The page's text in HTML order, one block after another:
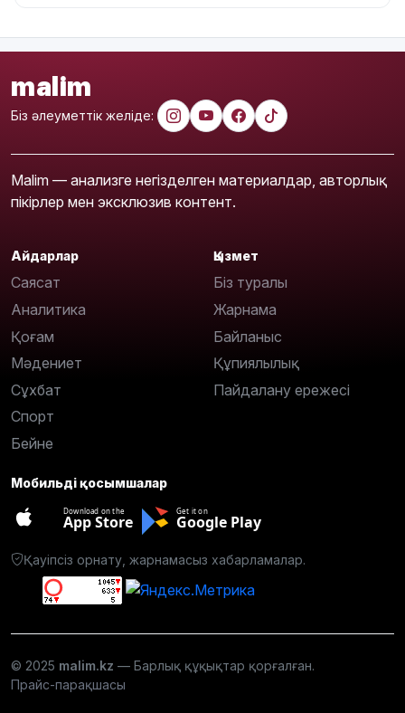
malim
Біз әлеуметтік желіде:
Malim — анализге негізделген материалдар, авторлық
пікірлер мен эксклюзив контент.
Айдарлар
Саясат
Аналитика
Қоғам
Мәдениет
Сұхбат
Спорт
Бейне
Қызмет
Біз туралы
Жарнама
Байланыс
Құпиялылық
Пайдалану ережесі
Мобильді қосымшалар
Download on the
App Store
Get it on
Google Play
Қауіпсіз орнату, жарнамасыз хабарламалар.
© 2025 malim.kz — Барлық құқықтар қорғалған.
Прайс-парақшасы